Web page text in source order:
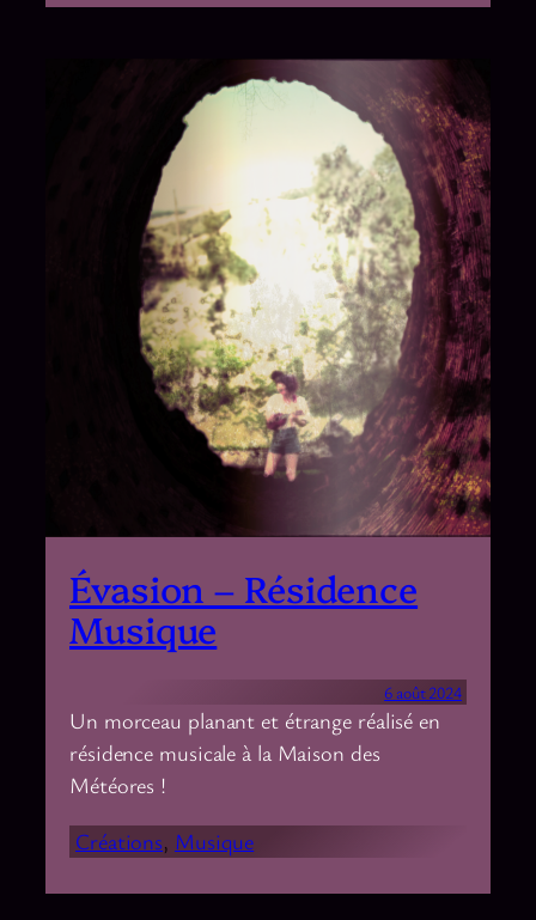
Évasion – Résidence
Musique
6 août 2024
Un morceau planant et étrange réalisé en
résidence musicale à la Maison des
Météores !
Créations, Musique